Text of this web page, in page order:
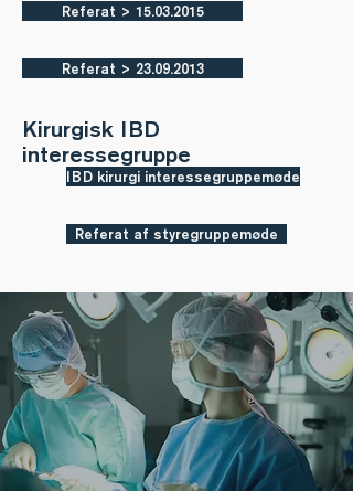
Mødereferat 19.09.2016
Referat > 15.03.2015
Referat > 23.09.2013
Kirurgisk IBD
interessegruppe
IBD kirurgi interessegruppemøde
Referat af styregruppemøde